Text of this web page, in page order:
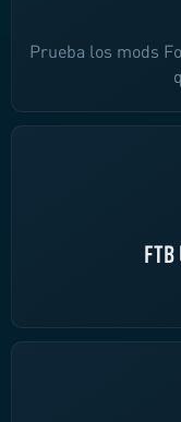
Prueba los mods